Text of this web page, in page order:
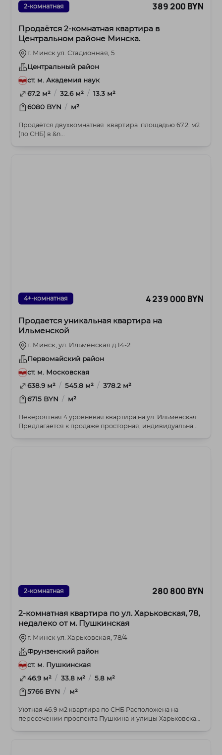
2-комнатная 389 200 BYN
Продаётся 2‑комнатная квартира в
Центральном районе Минска.
г. Минск ул. Стадионная, 5
Центральный район
ст. м. Академия наук
67.2 м² / 32.6 м² / 13.3 м²
6080 BYN / м²
Продаётся двухкомнатная квартира площадью 67.2. м2
(по СНБ) в &n...
4+-комнатная 4 239 000 BYN
Продается уникальная квартира на
Ильменской
г. Минск, ул. Ильменская д.14-2
Первомайский район
ст. м. Московская
638.9 м² / 545.8 м² / 378.2 м²
6715 BYN / м²
Невероятная 4 уровневая квартира на ул. Ильменская
Предлагается к продаже просторная, индивидуальна...
2-комнатная 280 800 BYN
2-комнатная квартира по ул. Харьковская, 78,
недалеко от м. Пушкинская
г. Минск ул. Харьковская, 78/4
Фрунзенский район
ст. м. Пушкинская
46.9 м² / 33.8 м² / 5.8 м²
5766 BYN / м²
Уютная 46.9 м2 квартира по СНБ Расположена на
пересечении проспекта Пушкина и улицы Харьковская,